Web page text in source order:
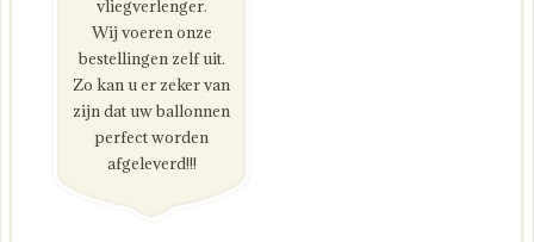
vliegverlenger.
Wij voeren onze
bestellingen zelf uit.
Zo kan u er zeker van
zijn dat uw ballonnen
perfect worden
afgeleverd!!!